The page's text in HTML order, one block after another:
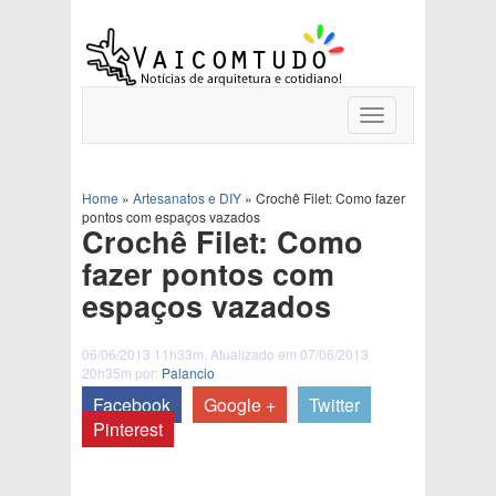
Toggle
navigation
Home » Artesanatos e DIY » Crochê Filet: Como fazer
pontos com espaços vazados
Crochê Filet: Como
fazer pontos com
espaços vazados
06/06/2013 11h33m. Atualizado em 07/06/2013
20h35m por: Palancio
Facebook Google +
Twitter
Pinterest